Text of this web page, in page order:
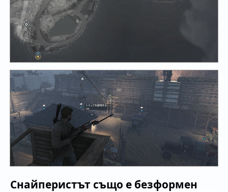
Снайперистът също е безформен